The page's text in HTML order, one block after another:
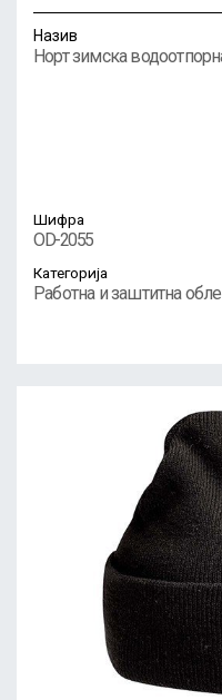
Назив
Норт зимска
Шифра
OD-2055
Категорија
Работна и заштитна